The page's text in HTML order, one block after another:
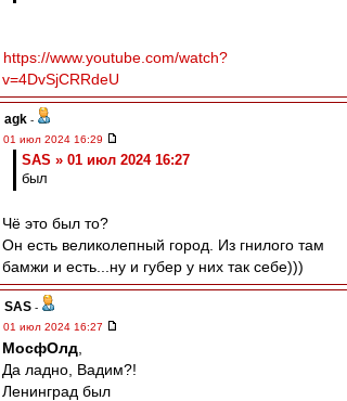
https://www.youtube.com/watch?
v=4DvSjCRRdeU
agk -
01 июл 2024 16:29
SAS » 01 июл 2024 16:27
был
Чё это был то?
Он есть великолепный город. Из гнилого там
бамжи и есть...ну и губер у них так себе)))
SAS -
01 июл 2024 16:27
МосфОлд
Да ладно, Вадим?!
Ленинград был